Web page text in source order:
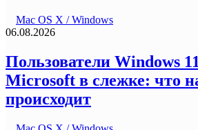
Mac OS X / Windows
06.08.2026
Пользователи Windows
Microsoft в слежке: что
происходит